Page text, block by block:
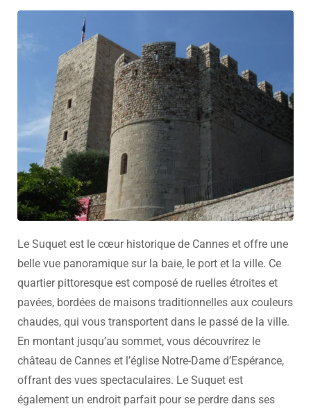
Le Suquet est le cœur historique de Cannes et offre une
belle vue panoramique sur la baie, le port et la ville. Ce
quartier pittoresque est composé de ruelles étroites et
pavées, bordées de maisons traditionnelles aux couleurs
chaudes, qui vous transportent dans le passé de la ville.
En montant jusqu’au sommet, vous découvrirez le
château de Cannes et l’église Notre-Dame d’Espérance,
offrant des vues spectaculaires. Le Suquet est
également un endroit parfait pour se perdre dans ses